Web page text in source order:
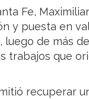
Fe,
y puesta en
luego de más
trabajos que
recuperar